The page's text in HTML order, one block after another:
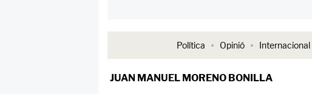
Política Opinió Internacional
JUAN MANUEL MORENO BONILLA